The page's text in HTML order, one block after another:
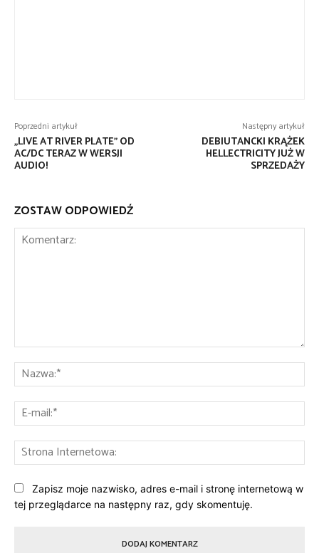
Poprzedni artykuł
„LIVE AT RIVER PLATE” OD
AC/DC TERAZ W WERSJI
AUDIO!
Następny artykuł
DEBIUTANCKI KRĄŻEK
HELLECTRICITY JUŻ W
SPRZEDAŻY
ZOSTAW ODPOWIEDŹ
Zapisz moje nazwisko, adres e-mail i stronę internetową w
tej przeglądarce na następny raz, gdy skomentuję.